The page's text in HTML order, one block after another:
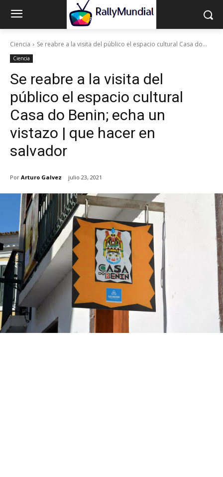
Ciencia Se reabre a la visita del público el espacio cultural Casa do...
Ciencia
Se reabre a la visita del
público el espacio cultural
Casa do Benin; echa un
vistazo | que hacer en
salvador
Por Arturo Galvez julio 23, 2021